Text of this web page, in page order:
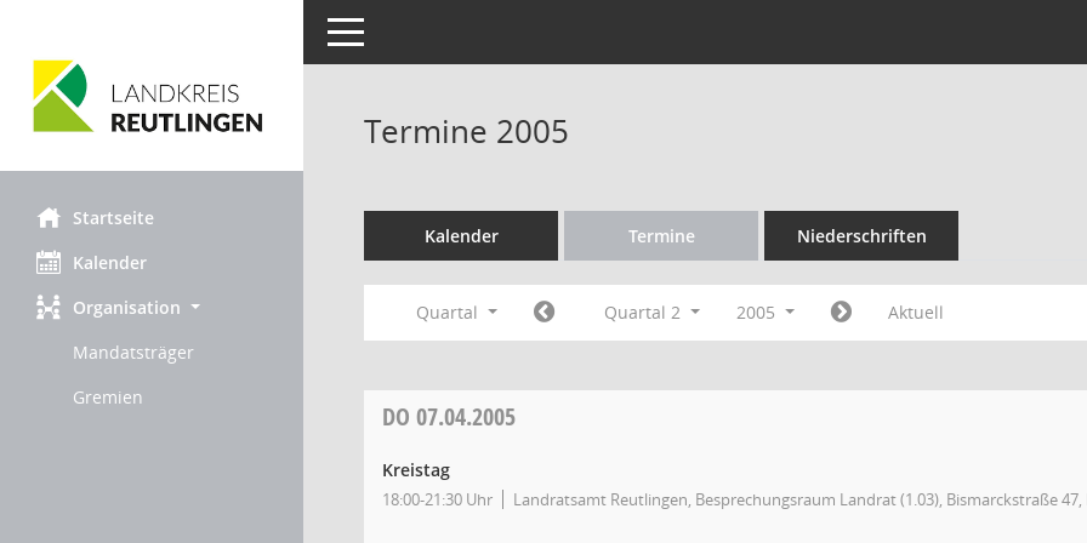
Startseite
Kalender
Organisation
Mandatsträger
Gremien
Toggle navigation
Termine 2005
Kalender Termine Niederschriften
Quartal Quartal 2 2005 Aktuell
DO 07.04.2005
Kreistag
18:00-21:30 Uhr Landratsamt Reutlingen, Besprechungsraum Landrat (1.03), Bismarckstraße